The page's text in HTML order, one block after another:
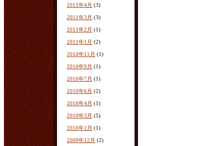
2011年4月 (3)
2011年3月 (3)
2011年2月 (1)
2011年1月 (2)
2010年11月 (1)
2010年9月 (1)
2010年7月 (1)
2010年6月 (2)
2010年4月 (1)
2010年3月 (5)
2010年1月 (1)
2009年12月 (2)